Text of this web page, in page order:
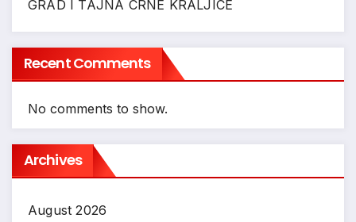
GRAD I TAJNA CRNE KRALJICE
Recent Comments
No comments to show.
Archives
August 2026